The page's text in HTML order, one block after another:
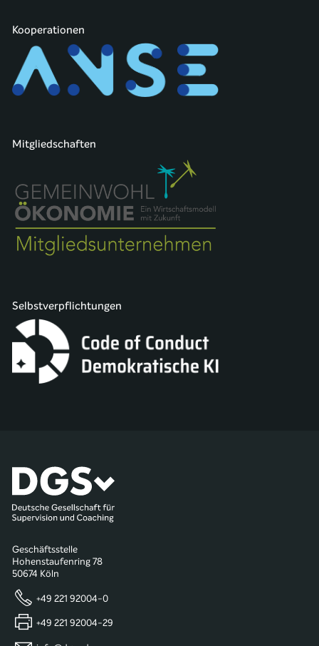
Kooperationen
Mitgliedschaften
Selbstverpflichtungen
Geschäftsstelle
Hohenstaufenring 78
50674 Köln
+49 221 92004-0
+49 221 92004-29